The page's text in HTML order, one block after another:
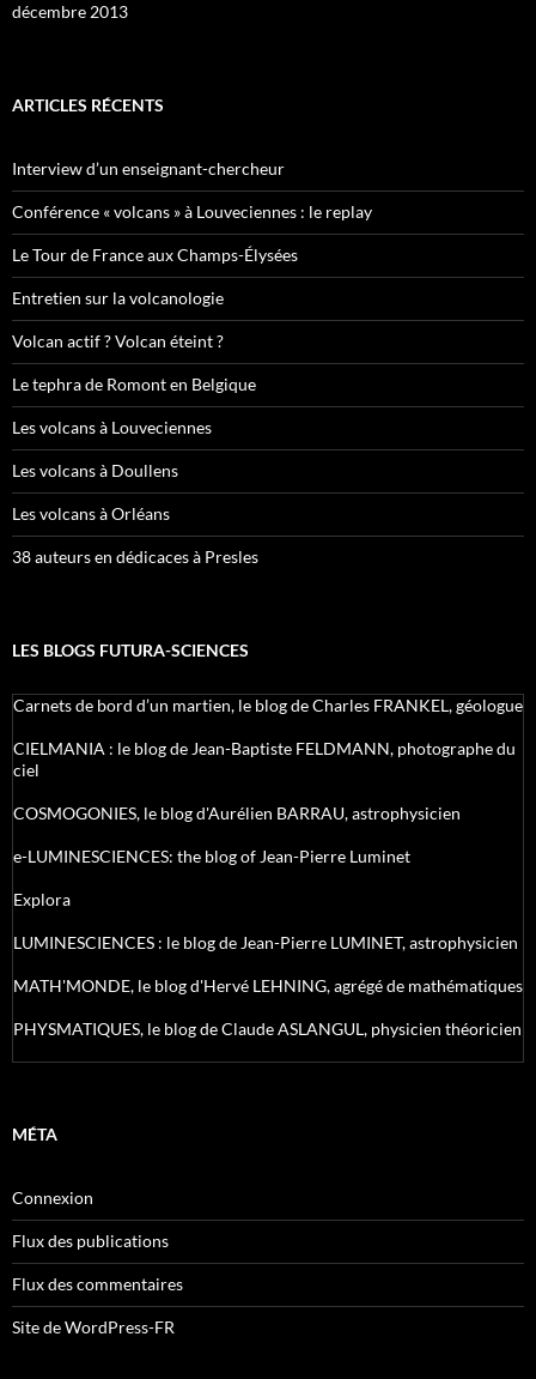
décembre 2013
ARTICLES RÉCENTS
Interview d’un enseignant-chercheur
Conférence « volcans » à Louveciennes : le replay
Le Tour de France aux Champs-Élysées
Entretien sur la volcanologie
Volcan actif ? Volcan éteint ?
Le tephra de Romont en Belgique
Les volcans à Louveciennes
Les volcans à Doullens
Les volcans à Orléans
38 auteurs en dédicaces à Presles
LES BLOGS FUTURA-SCIENCES
Carnets de bord d’un martien, le blog de Charles FRANKEL, géologue
CIELMANIA : le blog de Jean-Baptiste FELDMANN, photographe du
ciel
COSMOGONIES, le blog d'Aurélien BARRAU, astrophysicien
e-LUMINESCIENCES: the blog of Jean-Pierre Luminet
Explora
LUMINESCIENCES : le blog de Jean-Pierre LUMINET, astrophysicien
MATH'MONDE, le blog d'Hervé LEHNING, agrégé de mathématiques
PHYSMATIQUES, le blog de Claude ASLANGUL, physicien théoricien
MÉTA
Connexion
Flux des publications
Flux des commentaires
Site de WordPress-FR